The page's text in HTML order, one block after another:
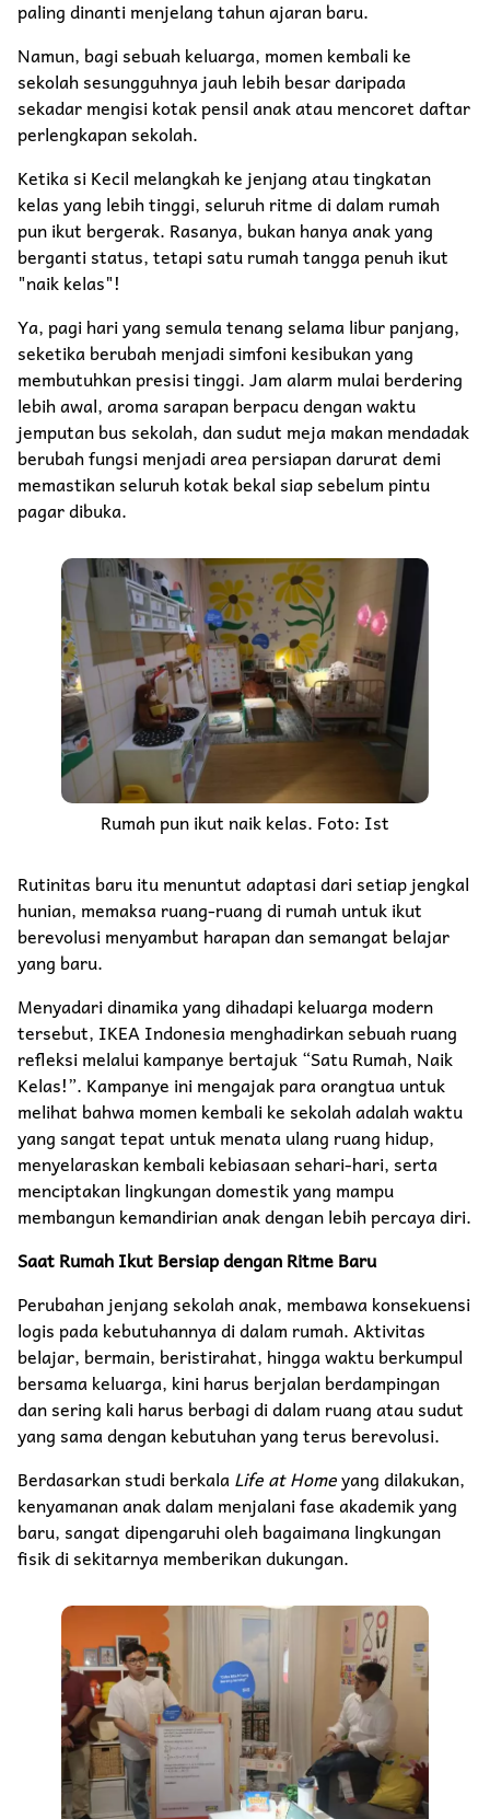
paling dinanti menjelang tahun ajaran baru.
Namun, bagi sebuah keluarga, momen kembali ke
sekolah sesungguhnya jauh lebih besar daripada
sekadar mengisi kotak pensil anak atau mencoret daftar
perlengkapan sekolah.
Ketika si Kecil melangkah ke jenjang atau tingkatan
kelas yang lebih tinggi, seluruh ritme di dalam rumah
pun ikut bergerak. Rasanya, bukan hanya anak yang
berganti status, tetapi satu rumah tangga penuh ikut
"naik kelas"!
Ya, pagi hari yang semula tenang selama libur panjang,
seketika berubah menjadi simfoni kesibukan yang
membutuhkan presisi tinggi. Jam alarm mulai berdering
lebih awal, aroma sarapan berpacu dengan waktu
jemputan bus sekolah, dan sudut meja makan mendadak
berubah fungsi menjadi area persiapan darurat demi
memastikan seluruh kotak bekal siap sebelum pintu
pagar dibuka.
Rumah pun ikut naik kelas. Foto: Ist
Rutinitas baru itu menuntut adaptasi dari setiap jengkal
hunian, memaksa ruang-ruang di rumah untuk ikut
berevolusi menyambut harapan dan semangat belajar
yang baru.
Menyadari dinamika yang dihadapi keluarga modern
tersebut, IKEA Indonesia menghadirkan sebuah ruang
refleksi melalui kampanye bertajuk “Satu Rumah, Naik
Kelas!”. Kampanye ini mengajak para orangtua untuk
melihat bahwa momen kembali ke sekolah adalah waktu
yang sangat tepat untuk menata ulang ruang hidup,
menyelaraskan kembali kebiasaan sehari-hari, serta
menciptakan lingkungan domestik yang mampu
membangun kemandirian anak dengan lebih percaya diri.
Saat Rumah Ikut Bersiap dengan Ritme Baru
Perubahan jenjang sekolah anak, membawa konsekuensi
logis pada kebutuhannya di dalam rumah. Aktivitas
belajar, bermain, beristirahat, hingga waktu berkumpul
bersama keluarga, kini harus berjalan berdampingan
dan sering kali harus berbagi di dalam ruang atau sudut
yang sama dengan kebutuhan yang terus berevolusi.
Berdasarkan studi berkalaLife at Homeyang dilakukan,
kenyamanan anak dalam menjalani fase akademik yang
baru, sangat dipengaruhi oleh bagaimana lingkungan
fisik di sekitarnya memberikan dukungan.